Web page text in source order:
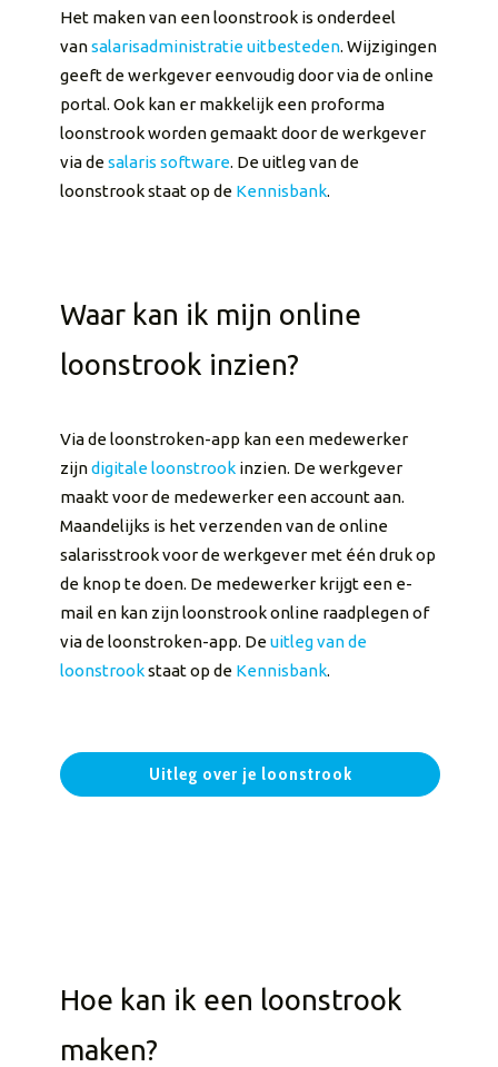
Het maken van een loonstrook is onderdeel
vansalarisadministratie uitbesteden. Wijzigingen
geeft de werkgever eenvoudig door via de online
portal. Ook kan er makkelijk een proforma
loonstrook worden gemaakt door de werkgever
via desalaris software. De uitleg van de
loonstrook staat op de Kennisbank.
Waar kan ik mijn online
loonstrook inzien?
Via de loonstroken-app kan een medewerker
zijndigitale loonstrookinzien. De werkgever
maakt voor de medewerker een account aan.
Maandelijks is het verzenden van de online
salarisstrook voor de werkgever met één druk op
de knop te doen. De medewerker krijgt een e-
mail en kan zijn loonstrook online raadplegen of
via de loonstroken-app. Deuitleg van de
loonstrookstaat op de Kennisbank.
Uitleg over je loonstrook
Hoe kan ik een loonstrook
maken?